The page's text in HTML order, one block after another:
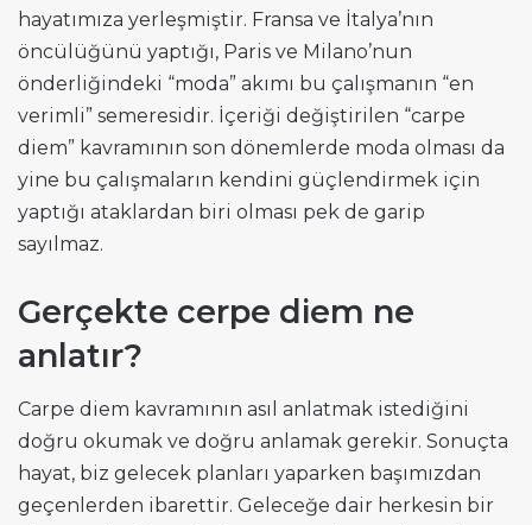
hayatımıza yerleşmiştir. Fransa ve İtalya’nın
öncülüğünü yaptığı, Paris ve Milano’nun
önderliğindeki “moda” akımı bu çalışmanın “en
verimli” semeresidir. İçeriği değiştirilen “carpe
diem” kavramının son dönemlerde moda olması da
yine bu çalışmaların kendini güçlendirmek için
yaptığı ataklardan biri olması pek de garip
sayılmaz.
Gerçekte cerpe diem ne
anlatır?
Carpe diem kavramının asıl anlatmak istediğini
doğru okumak ve doğru anlamak gerekir. Sonuçta
hayat, biz gelecek planları yaparken başımızdan
geçenlerden ibarettir. Geleceğe dair herkesin bir